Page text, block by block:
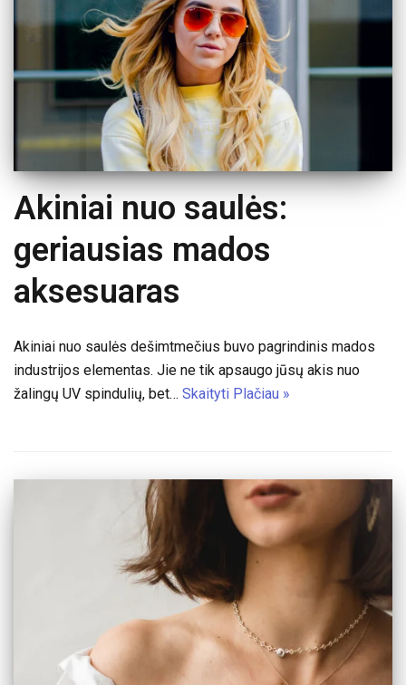
Akiniai nuo saulės:
geriausias mados
aksesuaras
Akiniai nuo saulės dešimtmečius buvo pagrindinis mados
industrijos elementas. Jie ne tik apsaugo jūsų akis nuo
žalingų UV spindulių, bet… Skaityti Plačiau »